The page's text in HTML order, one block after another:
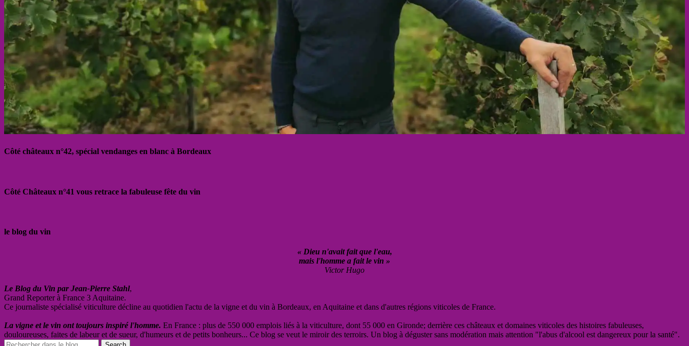
Côté châteaux n°42, spécial vendanges en blanc à Bordeaux
Côté Châteaux n°41 vous retrace la fabuleuse fête du vin
le blog du vin
« Dieu n'avait fait que l'eau,
mais l'homme a fait le vin »
Victor Hugo
Le Blog du Vin par Jean-Pierre Stahl,
Grand Reporter à France 3 Aquitaine.
Ce journaliste spécialisé viticulture décline au quotidien l'actu de la vigne et du vin à Bordeaux, en Aquitaine et dans d'autres régions viticoles de France.
La vigne et le vin ont toujours inspiré l'homme. En France : plus de 550 000 emplois liés à la viticulture, dont 55 000 en Gironde; derrière ces châteaux et domaines viticoles des histoires fabuleuses,
douloureuses, faites de labeur et de sueur, d'humeurs et de petits bonheurs... Ce blog se veut le miroir des terroirs. Un blog à déguster sans modération mais attention "l'abus d'alcool est dangereux pour la santé".